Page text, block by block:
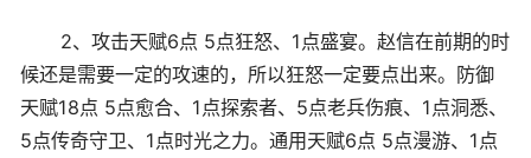
2、攻击天赋6点 5点狂怒、1点盛宴。赵信在前期的时
候还是需要一定的攻速的，所以狂怒一定要点出来。防御
天赋18点 5点愈合、1点探索者、5点老兵伤痕、1点洞悉、
5点传奇守卫、1点时光之力。通用天赋6点 5点漫游、1点